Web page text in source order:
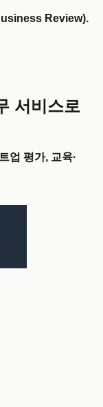
Review).
서비스로
업 평가, 교육·